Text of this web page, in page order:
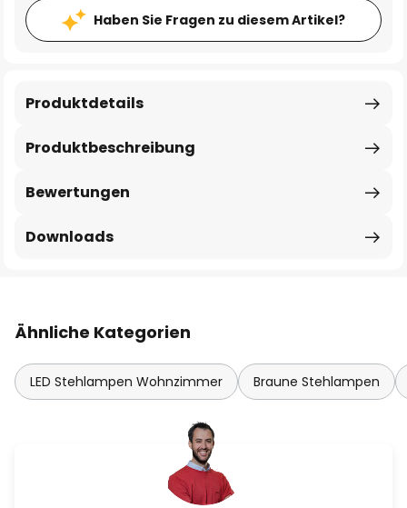
Haben Sie Fragen zu diesem Artikel?
Produktbeschreibung
Produktdetails
Bewertungen
Downloads
Ähnliche Kategorien
LED Stehlampen Wohnzimmer Braune Stehlampen